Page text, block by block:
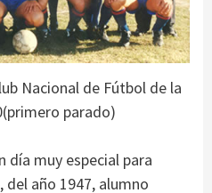
Nacional de Fútbol de la
parado)
día muy especial para
año 1947, alumno